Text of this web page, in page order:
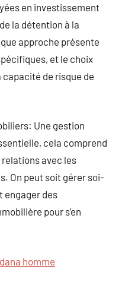
en investissement
la détention à la
approche présente
et le choix
de risque de
Une gestion
cela comprend
avec les
On peut soit gérer soi-
engager des
pour s’en
homme